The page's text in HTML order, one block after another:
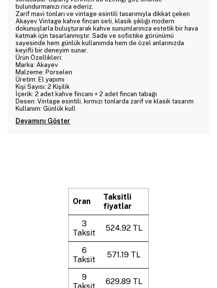
bulundurmanızı rica ederiz.
Zarif mavi tonları ve vintage esintili tasarımıyla dikkat çeken
Akayev Vintage kahve fincan seti, klasik şıklığı modern
dokunuşlarla buluşturarak kahve sunumlarınıza estetik bir hava
katmak için tasarlanmıştır. Sade ve sofistike görünümü
sayesinde hem günlük kullanımda hem de özel anlarınızda
keyifli bir deneyim sunar.
Ürün Özellikleri:
Marka: Akayev
Malzeme: Porselen
Üretim: El yapımı
Kişi Sayısı: 2 Kişilik
İçerik: 2 adet kahve fincanı + 2 adet fincan tabağı
Desen: Vintage esintili, kırmızı tonlarda zarif ve klasik tasarım
Kullanım: Günlük kull
Devamını Göster
Oran
Taksitli
fiyatlar
3
Taksit
524.92 TL
6
Taksit
571.19 TL
9
629.89 TL